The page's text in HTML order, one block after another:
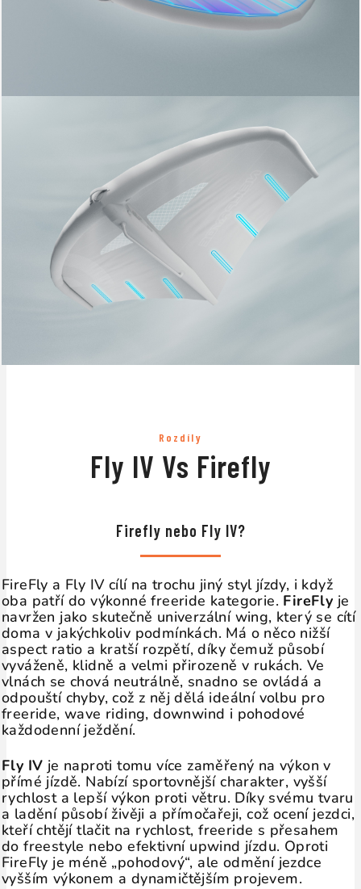
Rozdíly
Fly IV Vs Firefly
Firefly nebo Fly IV?
FireFly a Fly IV cílí na trochu jiný styl jízdy, i když
oba patří do výkonné freeride kategorie. FireFly je
navržen jako skutečně univerzální wing, který se cítí
doma v jakýchkoliv podmínkách. Má o něco nižší
aspect ratio a kratší rozpětí, díky čemuž působí
vyváženě, klidně a velmi přirozeně v rukách. Ve
vlnách se chová neutrálně, snadno se ovládá a
odpouští chyby, což z něj dělá ideální volbu pro
freeride, wave riding, downwind i pohodové
každodenní ježdění.
Fly IV je naproti tomu více zaměřený na výkon v
přímé jízdě. Nabízí sportovnější charakter, vyšší
rychlost a lepší výkon proti větru. Díky svému tvaru
a ladění působí živěji a přímočařeji, což ocení jezdci,
kteří chtějí tlačit na rychlost, freeride s přesahem
do freestyle nebo efektivní upwind jízdu. Oproti
FireFly je méně „pohodový“, ale odmění jezdce
vyšším výkonem a dynamičtějším projevem.